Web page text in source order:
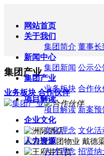
网站首页
关于我们
集团简介 董事长
新闻中心
集团新闻 公示公
集团产业
业务板块 合作伙
项目解读
项目解读 新案预
企业文化
文化理念 文化活
人力资源
人才理念 招贤纳
集团产业
业务板块 合作伙伴
集团产业
合作伙伴